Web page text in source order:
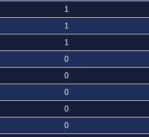
1
1
1
0
0
0
0
0